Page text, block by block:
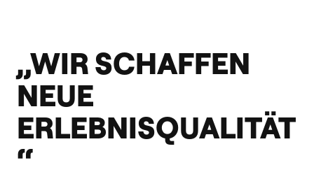
„WIR SCHAFFEN
NEUE
ERLEBNISQUALITÄT
“